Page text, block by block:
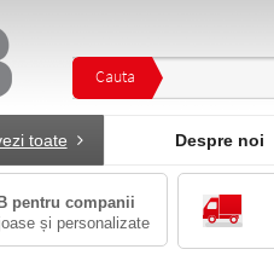
Cauta
toate Despre noi
pentru companii
și personalizate